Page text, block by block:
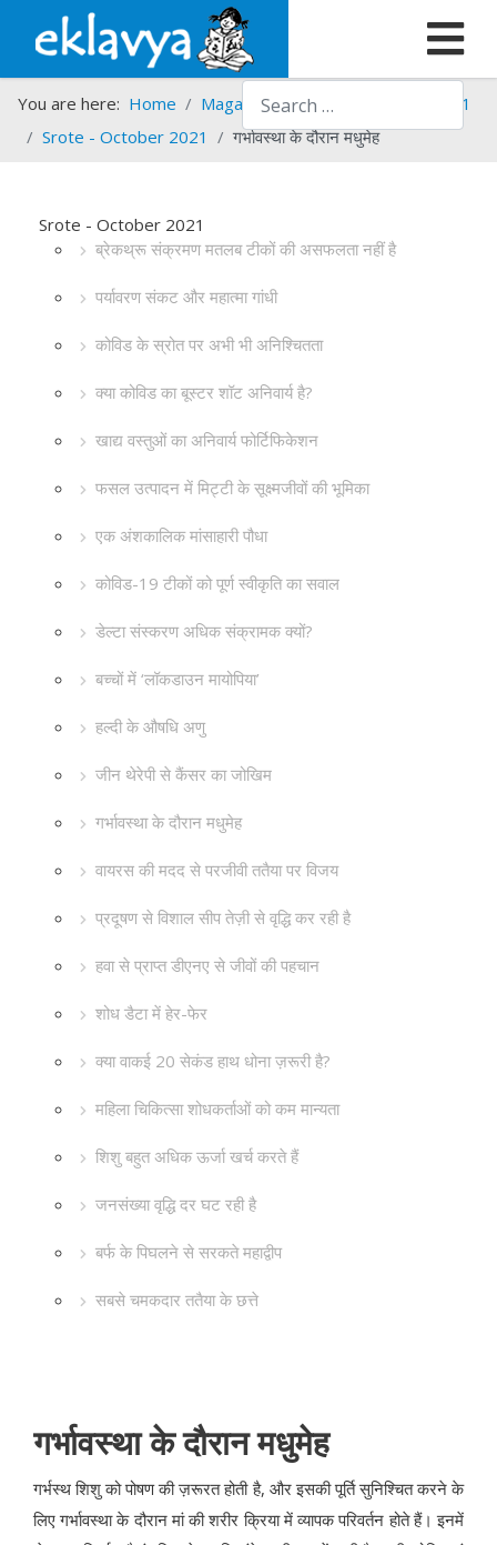
Search
You are here: Home Magazines Srote
Srote - 2021
Srote - October 2021
गर्भावस्था के दौरान मधुमेह
Srote - October 2021
ब्रेकथ्रू संक्रमण मतलब टीकों की असफलता नहीं है
पर्यावरण संकट और महात्मा गांधी
कोविड के स्रोत पर अभी भी अनिश्चितता
क्या कोविड का बूस्टर शॉट अनिवार्य है?
खाद्य वस्तुओं का अनिवार्य फोर्टिफिकेशन
फसल उत्पादन में मिट्टी के सूक्ष्मजीवों की भूमिका
एक अंशकालिक मांसाहारी पौधा
कोविड-19 टीकों को पूर्ण स्वीकृति का सवाल
डेल्टा संस्करण अधिक संक्रामक क्यों?
बच्चों में ‘लॉकडाउन मायोपिया’
हल्दी के औषधि अणु
जीन थेरेपी से कैंसर का जोखिम
गर्भावस्था के दौरान मधुमेह
वायरस की मदद से परजीवी ततैया पर विजय
प्रदूषण से विशाल सीप तेज़ी से वृद्धि कर रही है
हवा से प्राप्त डीएनए से जीवों की पहचान
शोध डैटा में हेर-फेर
क्या वाकई 20 सेकंड हाथ धोना ज़रूरी है?
महिला चिकित्सा शोधकर्ताओं को कम मान्यता
शिशु बहुत अधिक ऊर्जा खर्च करते हैं
जनसंख्या वृद्धि दर घट रही है
बर्फ के पिघलने से सरकते महाद्वीप
सबसे चमकदार ततैया के छत्ते
गर्भावस्था के दौरान मधुमेह
गर्भस्थ शिशु को पोषण की ज़रूरत होती है, और इसकी पूर्ति सुनिश्चित करने के
लिए गर्भावस्था के दौरान मां की शरीर क्रिया में व्यापक परिवर्तन होते हैं। इनमें